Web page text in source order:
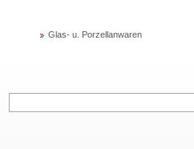
Glas- u. Porzellanwaren